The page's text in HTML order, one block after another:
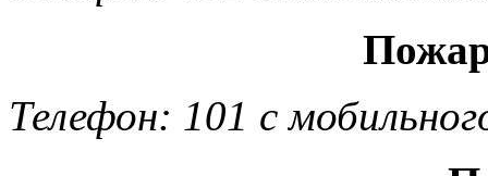
Телефон: 101 с